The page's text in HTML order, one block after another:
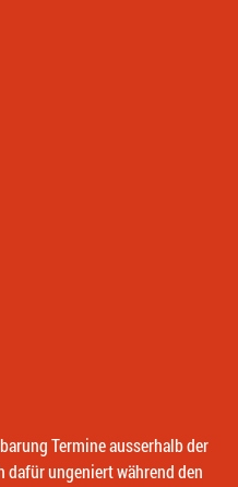
Termine ausserhalb der
dafür ungeniert während den